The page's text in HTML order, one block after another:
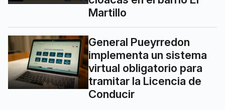
Martillo
General Pueyrredon
implementa un sistema
virtual obligatorio para
tramitar la Licencia de
Conducir